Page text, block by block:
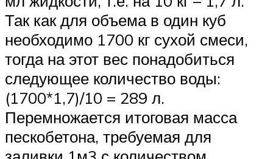
Так как для объема в один куб
необходимо 1700 кг сухой смеси,
тогда на этот вес понадобиться
следующее количество воды:
(1700*1,7)/10 = 289 л.
Перемножается итоговая масса
пескобетона, требуемая для